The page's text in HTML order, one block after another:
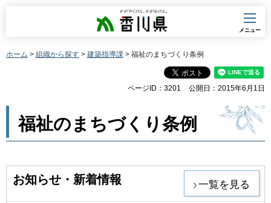
香川県
メニュー
ホーム > 組織から探す > 建築指導課 > 福祉のまちづくり条例
ページID：3201 公開日：2015年6月1日
福祉のまちづくり条例
お知らせ・新着情報 一覧を見る